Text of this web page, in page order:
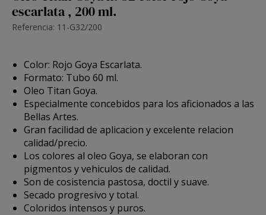
escarlata , 200 ml.
Referencia: 11-G32/200
Color: Rojo Goya Escarlata.
Formato: Tubo 60 ml.
Oleo Titan Goya.
Especialmente concebidos para los aficionados a las
Bellas Artes.
Gran facilidad de aplicacion y excelente relacion
calidad/precio.
Los colores al oleo Goya, se elaboran con
pigmentos y vehiculos de calidad.
Son de cosistencia pastosa, doctil y suave.
Secado progresivo y total.
Coloridos intensos y puros.